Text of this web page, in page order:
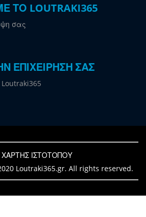
ΤΟ LOUTRAKI365
σας
ΕΠΙΧΕΙΡΗΣΗ ΣΑΣ
ΧΑΡΤΗΣ ΙΣΤΟΤΟΠΟΥ
Loutraki365.gr. All rights reserved.